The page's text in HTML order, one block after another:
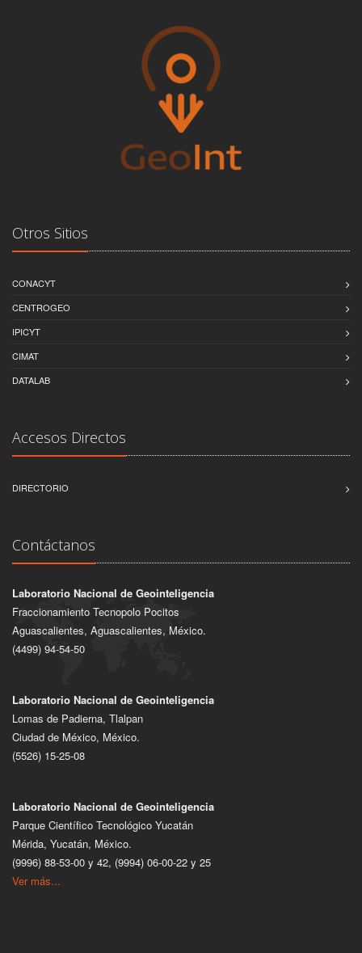
Otros Sitios
CONACYT
CENTROGEO
IPICYT
CIMAT
DATALAB
Accesos Directos
DIRECTORIO
Contáctanos
Laboratorio Nacional de Geointeligencia
Fraccionamiento Tecnopolo Pocitos
Aguascalientes, Aguascalientes, México.
(4499) 94-54-50
Laboratorio Nacional de Geointeligencia
Lomas de Padierna, Tlalpan
Ciudad de México, México.
(5526) 15-25-08
Laboratorio Nacional de Geointeligencia
Parque Científico Tecnológico Yucatán
Mérida, Yucatán, México.
(9996) 88-53-00 y 42, (9994) 06-00-22 y 25
Ver más...